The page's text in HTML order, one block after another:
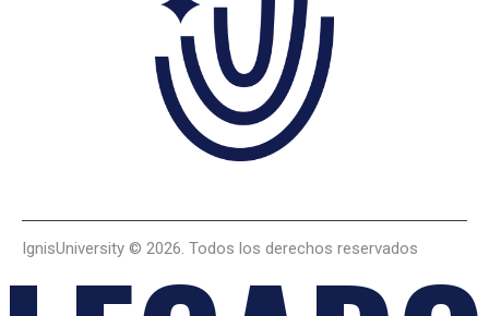
IgnisUniversity © 2026. Todos los derechos reservados